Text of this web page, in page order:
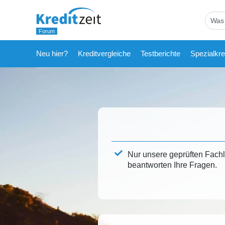
Neu hier? Kreditvergleiche Testberichte
Nur unsere geprüften
beantworten Ihre Fragen.